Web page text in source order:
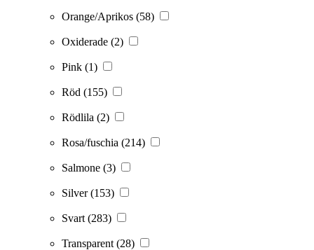
Orange/Aprikos (58)
Oxiderade (2)
Pink (1)
Röd (155)
Rödlila (2)
Rosa/fuschia (214)
Salmone (3)
Silver(153)
Svart (283)
Transparent (28)